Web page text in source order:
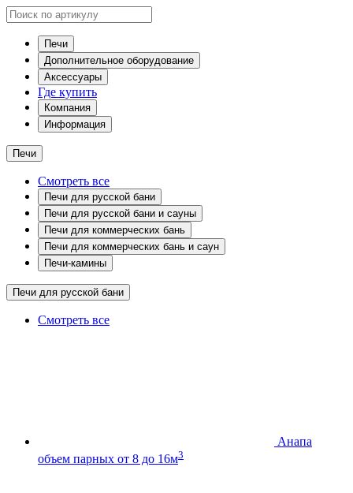
Печи
Дополнительное оборудование
Аксессуары
Где купить
Компания
Информация
Печи
Смотреть все
Печи для русской бани
Печи для русской бани и сауны
Печи для коммерческих бань
Печи для коммерческих бань и саун
Печи-камины
Печи для русской бани
Смотреть все
Анапа
объем парных от 8 до 16м3